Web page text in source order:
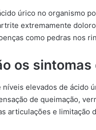
úrico no organismo
extremamente
como pedras nos
os
níveis elevados de ácido
de queimação,
articulações e limitação